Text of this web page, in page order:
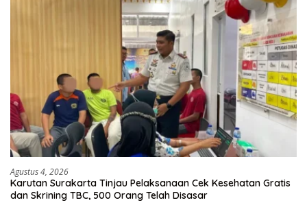
Agustus 4, 2026
Karutan Surakarta Tinjau Pelaksanaan Cek Kesehatan Gratis
dan Skrining TBC, 500 Orang Telah Disasar